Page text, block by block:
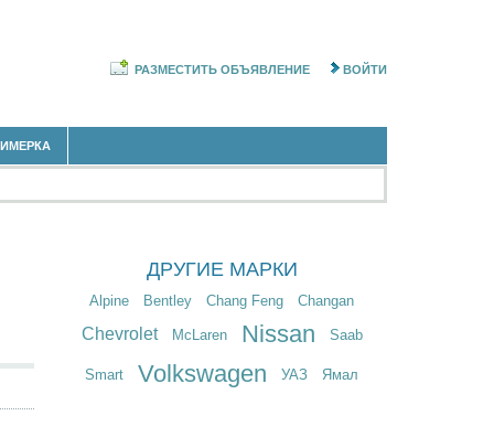
РАЗМЕСТИТЬ ОБЪЯВЛЕНИЕ ВОЙТИ
ДРУГИЕ МАРКИ
Alpine Bentley Chang Feng Changan
Chevrolet McLaren Nissan Saab
Smart Volkswagen УАЗ Ямал